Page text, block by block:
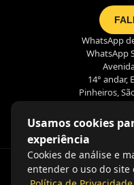
WhatsApp
WhatsApp
14° andar,
Pinheiros,
Usamos cookies
experiência
Cookies de análise e
entender o uso do